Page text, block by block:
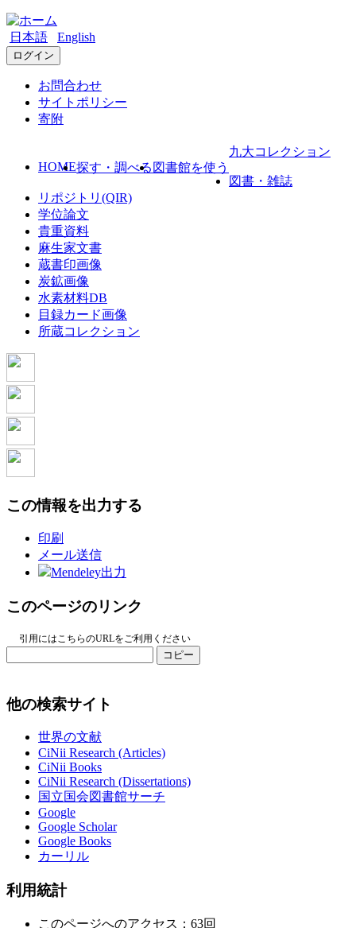
日本語 English
ログイン
お問合わせ
サイトポリシー
寄附
HOME探す・調べる 図書館を使う
九大コレクション
図書・雑誌
リポジトリ(QIR)
学位論文
貴重資料
麻生家文書
蔵書印画像
炭鉱画像
水素材料DB
目録カード画像
所蔵コレクション
この情報を出力する
印刷
メール送信
Mendeley出力
このページのリンク
引用にはこちらのURLをご利用ください
コピー
他の検索サイト
世界の文献
CiNii Research (Articles)
CiNii Books
CiNii Research (Dissertations)
国立国会図書館サーチ
Google
Google Scholar
Google Books
カーリル
利用統計
このページへのアクセス：63回